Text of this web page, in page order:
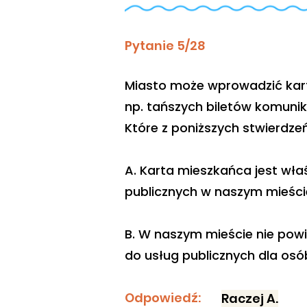
Pytanie 5/28
Miasto może wprowadzić
np. tańszych biletów
Które z poniższych
A. Karta mieszkańca jest
publicznych w naszym
B. W naszym mieście nie
do usług publicznych dla
Odpowiedź: Raczej A.